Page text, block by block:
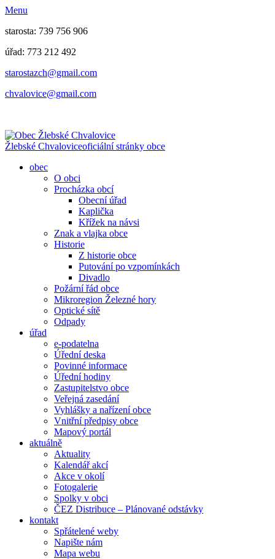
Menu
starosta: 739 756 906
úřad: 773 212 492
​​​​starostazch@gmail.com
​​​​chvalovice@gmail.com
Žlebské Chvaloviceoficiální stránky obce
obec
O obci
Procházka obcí
Obecní úřad
Kaplička
Křížek na návsi
Znak a vlajka obce
Historie
Z historie obce
Putování po vzpomínkách
Divadlo
Požární řád obce
Mikroregion Železné hory
Optické sítě
Odpady
úřad
e-podatelna
Úřední deska
Povinné informace
Úřední hodiny
Zastupitelstvo obce
Veřejná zasedání
Vyhlášky a nařízení obce
Vnitřní předpisy obce
Mapový portál
aktuálně
Aktuality
Kalendář akcí
Akce v okolí
Fotogalerie
Spolky v obci
ČEZ Distribuce – Plánované odstávky
kontakt
Spřátelené weby
Napište nám
Mapa webu